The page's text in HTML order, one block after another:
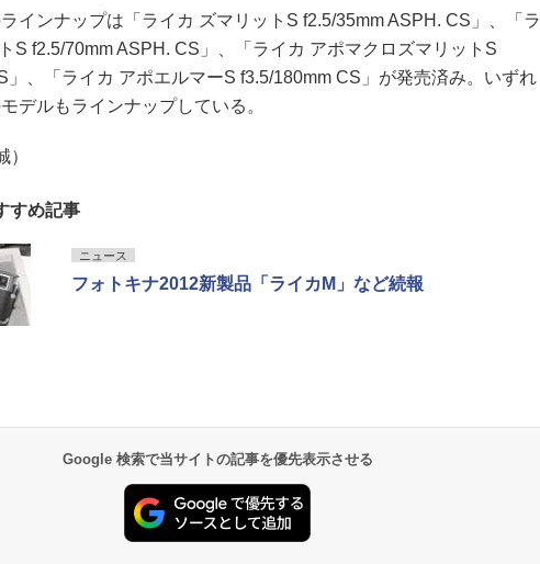
インナップは「ライカ ズマリットS f2.5/35mm ASPH. CS」、「ラ
S f2.5/70mm ASPH. CS」、「ライカ アポマクロズマリットS
」、「ライカ アポエルマーS f3.5/180mm CS」が発売済み。いずれ
デルもラインナップしている。
）
すめ記事
ニュース
フォトキナ2012新製品「ライカM」など続報
Google 検索で当サイトの記事を優先表示させる